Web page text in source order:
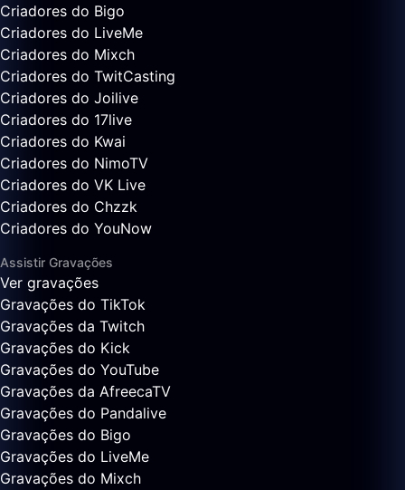
Criadores do Bigo
Criadores do LiveMe
Criadores do Mixch
Criadores do TwitCasting
Criadores do Joilive
Criadores do 17live
Criadores do Kwai
Criadores do NimoTV
Criadores do VK Live
Criadores do Chzzk
Criadores do YouNow
Assistir Gravações
Ver gravações
Gravações do TikTok
Gravações da Twitch
Gravações do Kick
Gravações do YouTube
Gravações da AfreecaTV
Gravações do Pandalive
Gravações do Bigo
Gravações do LiveMe
Gravações do Mixch